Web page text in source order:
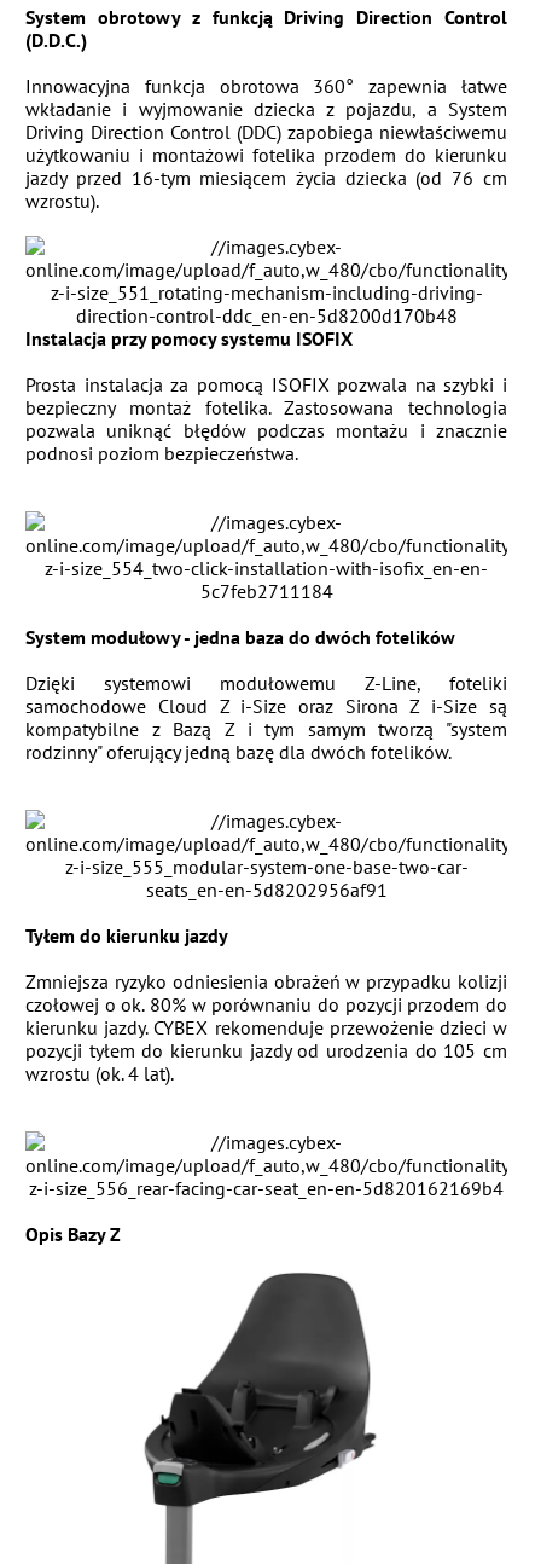
System obrotowy z funkcją Driving Direction Control
(D.D.C.)
Innowacyjna funkcja obrotowa 360° zapewnia łatwe
wkładanie i wyjmowanie dziecka z pojazdu, a System
Driving Direction Control (DDC) zapobiega niewłaściwemu
użytkowaniu i montażowi fotelika przodem do kierunku
jazdy przed 16-tym miesiącem życia dziecka (od 76 cm
wzrostu).
Instalacja przy pomocy systemu ISOFIX
Prosta instalacja za pomocą ISOFIX pozwala na szybki i
bezpieczny montaż fotelika. Zastosowana technologia
pozwala uniknąć błędów podczas montażu i znacznie
podnosi poziom bezpieczeństwa.
System modułowy - jedna baza do dwóch fotelików
Dzięki systemowi modułowemu Z-Line, foteliki
samochodowe Cloud Z i-Size oraz Sirona Z i-Size są
kompatybilne z Bazą Z i tym samym tworzą "system
rodzinny" oferujący jedną bazę dla dwóch fotelików.
Tyłem do kierunku jazdy
Zmniejsza ryzyko odniesienia obrażeń w przypadku kolizji
czołowej o ok. 80% w porównaniu do pozycji przodem do
kierunku jazdy. CYBEX rekomenduje przewożenie dzieci w
pozycji tyłem do kierunku jazdy od urodzenia do 105 cm
wzrostu (ok. 4 lat).
Opis Bazy Z